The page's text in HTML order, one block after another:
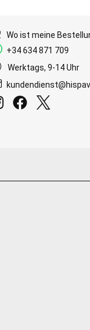
Wo ist meine
+34 634 871 709
Werktags, 9-14 Uhr